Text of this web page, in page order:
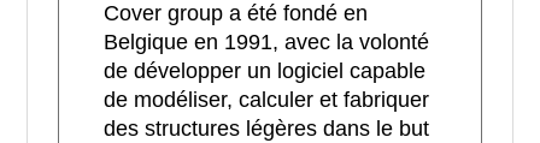
Cover group a été fondé en
Belgique en 1991, avec la volonté
de développer un logiciel capable
de modéliser, calculer et fabriquer
des structures légères dans le but